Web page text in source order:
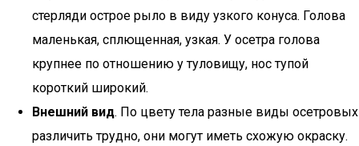
стерляди острое рыло в виду узкого конуса. Голова
маленькая, сплющенная, узкая. У осетра голова
крупнее по отношению у туловищу, нос тупой
короткий широкий.
Внешний вид. По цвету тела разные виды осетровых
различить трудно, они могут иметь схожую окраску.